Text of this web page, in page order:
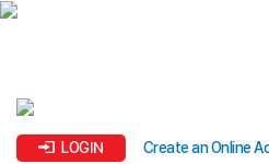
LOGIN Create an Online